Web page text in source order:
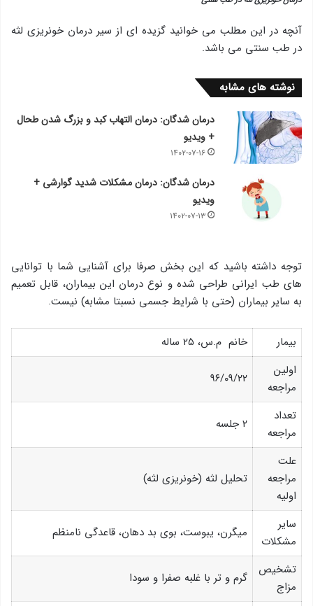
آنچه در این مطلب می خوانید گزیده ای از سیر درمان خونریزی لثه
در طب سنتی می باشد.
نوشته های مشابه
درمان شدگان: درمان التهاب کبد و بزرگ شدن طحال
+ ویدیو
۱۴۰۲-۰۷-۱۶
درمان شدگان: درمان مشکلات شدید گوارشی +
ویدیو
۱۴۰۲-۰۷-۱۳
توجه داشته باشید که این بخش صرفا برای آشنایی شما با توانایی
های طب ایرانی طراحی شده و نوع درمان این بیماران، قابل تعمیم
به سایر بیماران (حتی با شرایط جسمی نسبتا مشابه) نیست.
بیمار
خانم م.س، ۲۵ ساله
اولین
مراجعه
۹۶/۰۹/۲۲
تعداد
مراجعه
۲ جلسه
علت
مراجعه
اوليه
تحلیل لثه (خونریزی لثه)
سایر
مشکلات
میگرن، یبوست، بوی بد دهان، قاعدگی نامنظم
تشخیص
مزاج
گرم و تر با غلبه صفرا و سودا